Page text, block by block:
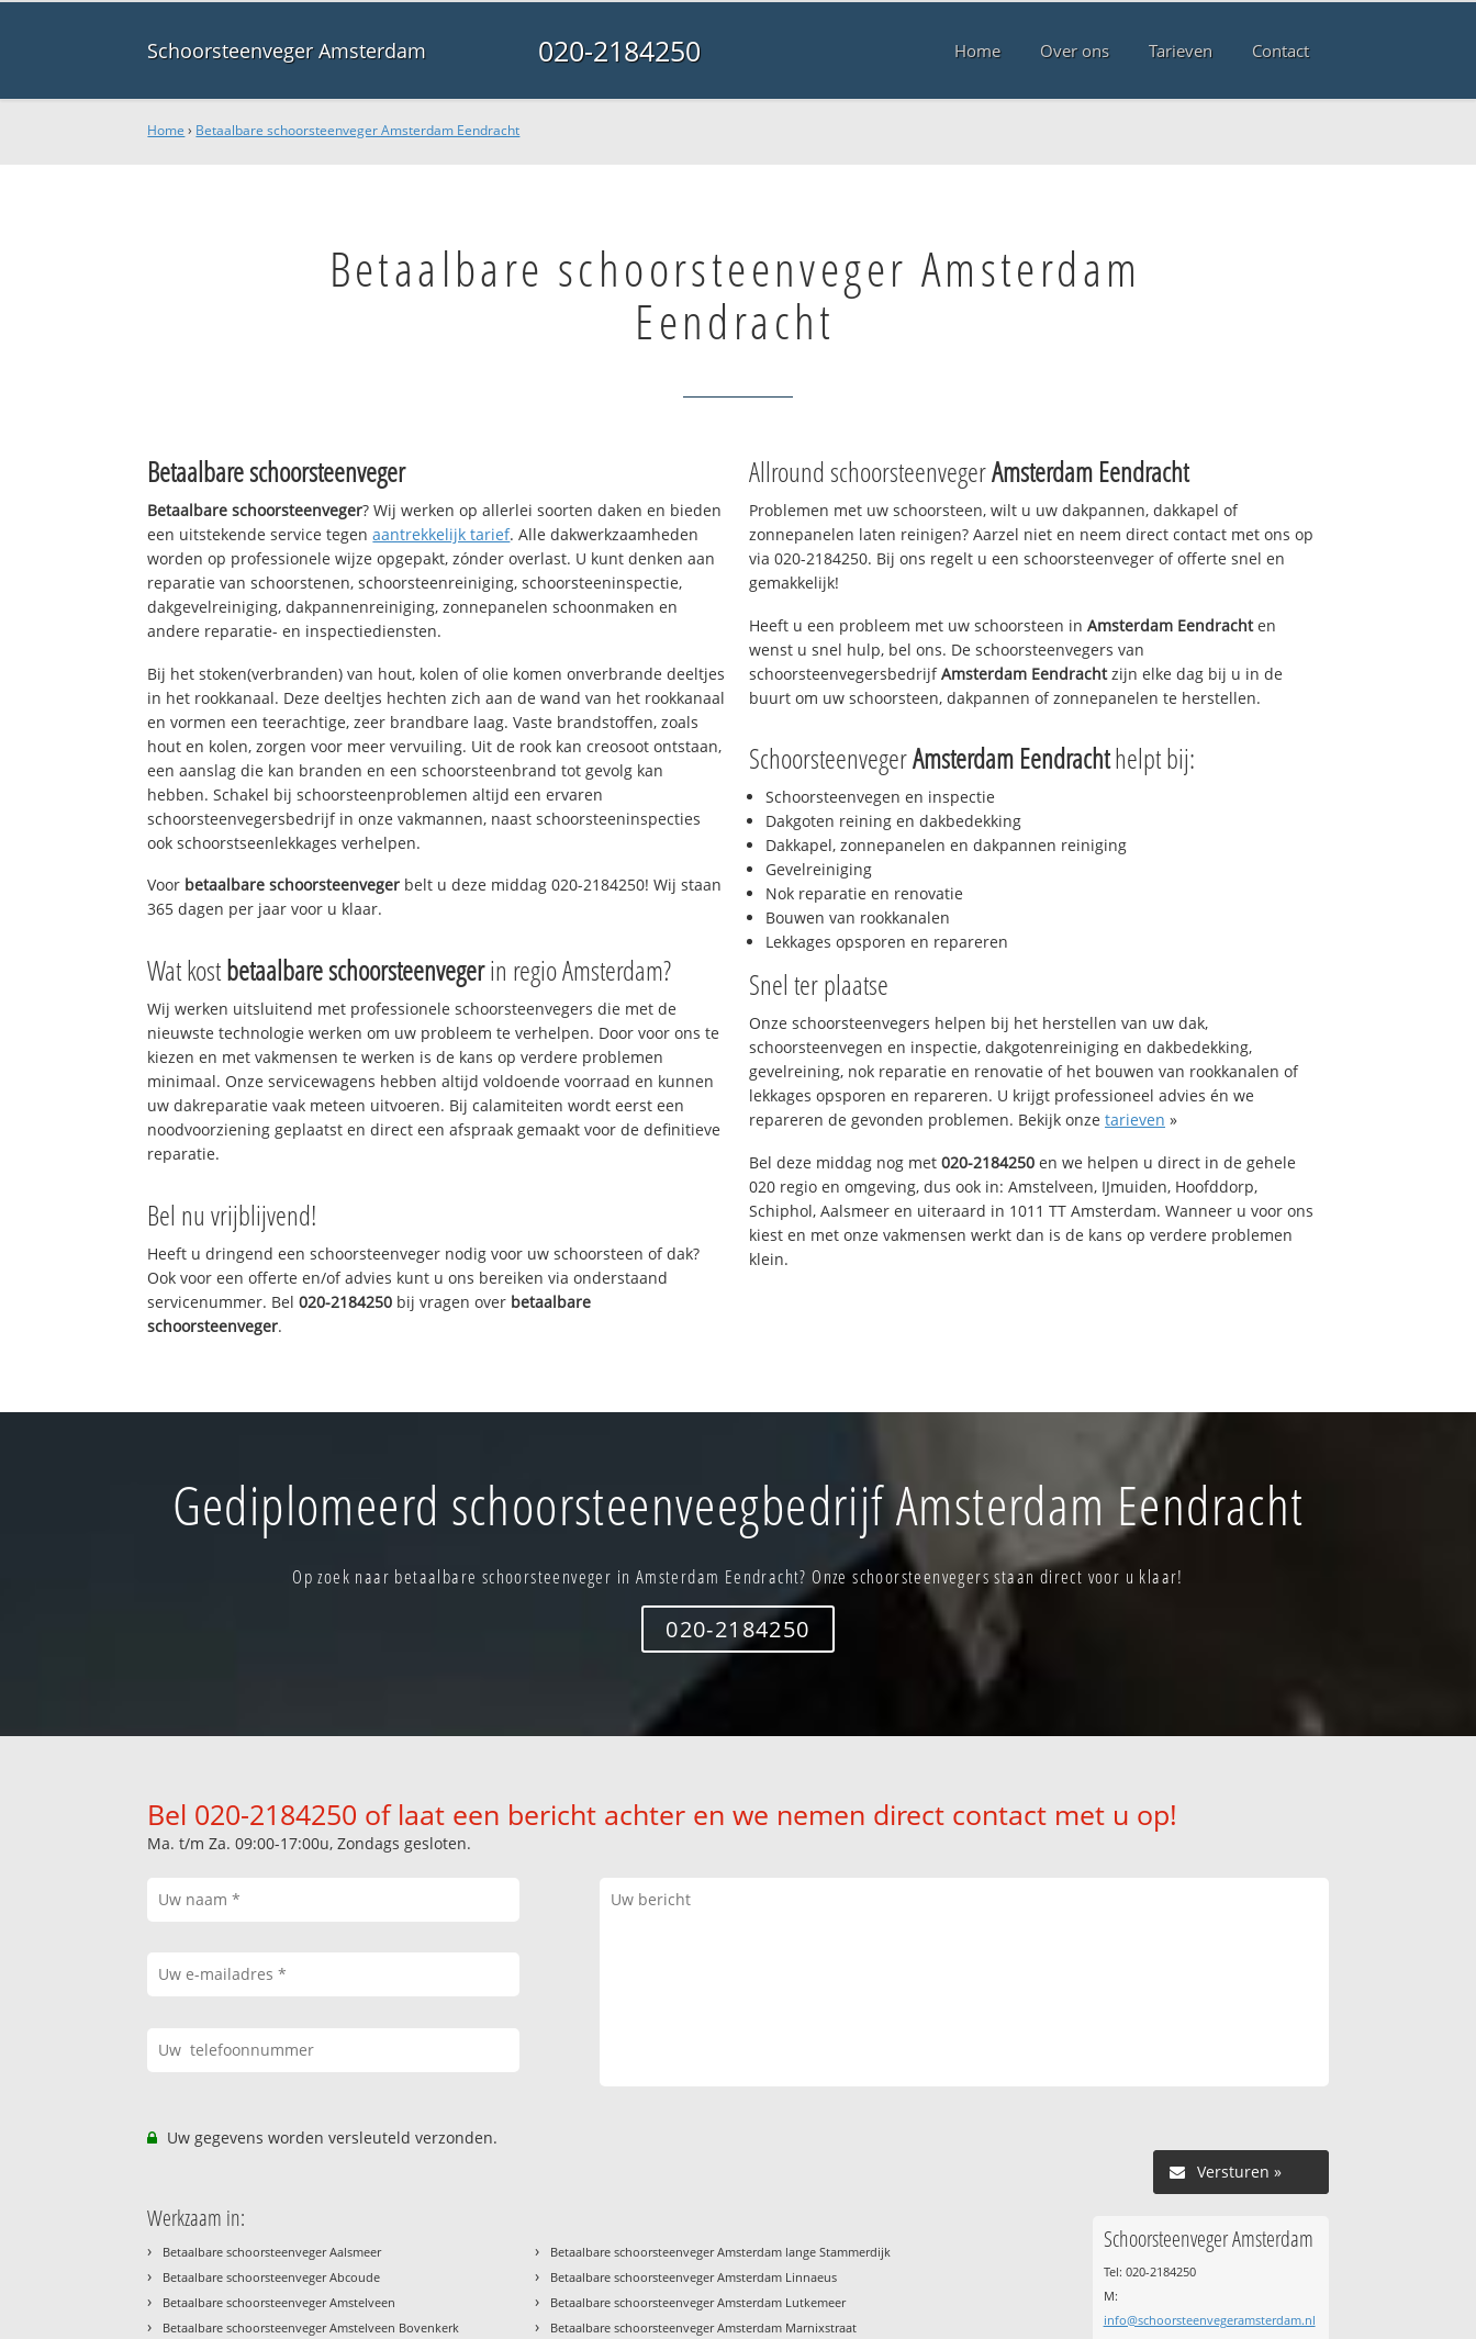
Schoorsteenveger Amsterdam 020-2184250 Home Over ons Tarieven Contact
Home › Betaalbare schoorsteenveger Amsterdam Eendracht
Betaalbare schoorsteenveger Amsterdam
Eendracht
Betaalbare schoorsteenveger
Betaalbare schoorsteenveger? Wij werken op allerlei soorten daken en bieden
een uitstekende service tegenaantrekkelijk tarief. Alle dakwerkzaamheden
worden op professionele wijze opgepakt, zónder overlast. U kunt denken aan
reparatie van schoorstenen, schoorsteenreiniging, schoorsteeninspectie,
dakgevelreiniging, dakpannenreiniging, zonnepanelen schoonmaken en
andere reparatie- en inspectiediensten.
Bij het stoken(verbranden) van hout, kolen of olie komen onverbrande deeltjes
in het rookkanaal. Deze deeltjes hechten zich aan de wand van het rookkanaal
en vormen een teerachtige, zeer brandbare laag. Vaste brandstoffen, zoals
hout en kolen, zorgen voor meer vervuiling. Uit de rook kan creosoot ontstaan,
een aanslag die kan branden en een schoorsteenbrand tot gevolg kan
hebben. Schakel bij schoorsteenproblemen altijd een ervaren
schoorsteenvegersbedrijf in onze vakmannen, naast schoorsteeninspecties
ook schoorstseenlekkages verhelpen.
Voor betaalbare schoorsteenveger belt u deze middag 020-2184250! Wij staan
365 dagen per jaar voor u klaar.
Wat kostbetaalbare schoorsteenvegerin regio Amsterdam?
Wij werken uitsluitend met professionele schoorsteenvegers die met de
nieuwste technologie werken om uw probleem te verhelpen. Door voor ons te
kiezen en met vakmensen te werken is de kans op verdere problemen
minimaal. Onze servicewagens hebben altijd voldoende voorraad en kunnen
uw dakreparatie vaak meteen uitvoeren. Bij calamiteiten wordt eerst een
noodvoorziening geplaatst en direct een afspraak gemaakt voor de definitieve
reparatie.
Bel nu vrijblijvend!
Heeft u dringend een schoorsteenveger nodig voor uw schoorsteen of dak?
Ook voor een offerte en/of advies kunt u ons bereiken via onderstaand
servicenummer. Bel020-2184250 bij vragen over betaalbare
schoorsteenveger.
Allround schoorsteenvegerAmsterdam Eendracht
Problemen met uw schoorsteen, wilt u uw dakpannen, dakkapel of
zonnepanelen laten reinigen? Aarzel niet en neem direct contact met ons op
via 020-2184250. Bij ons regelt u een schoorsteenveger of offerte snel en
gemakkelijk!
Heeft u een probleem met uw schoorsteen in Amsterdam Eendrachten
wenst u snel hulp, bel ons. De schoorsteenvegers van
schoorsteenvegersbedrijfAmsterdam Eendrachtzijn elke dag bij u in de
buurt om uw schoorsteen, dakpannen of zonnepanelen te herstellen.
SchoorsteenvegerAmsterdam Eendrachthelpt bij:
Schoorsteenvegen en inspectie
Dakgoten reining en dakbedekking
Dakkapel, zonnepanelen en dakpannen reiniging
Gevelreiniging
Nok reparatie en renovatie
Bouwen van rookkanalen
Lekkages opsporen en repareren
Snel ter plaatse
Onze schoorsteenvegers helpen bij het herstellen van uw dak,
schoorsteenvegen en inspectie, dakgotenreiniging en dakbedekking,
gevelreining, nok reparatie en renovatie of het bouwen van rookkanalen of
lekkages opsporen en repareren. U krijgt professioneel advies én we
repareren de gevonden problemen. Bekijk onze tarieven »
Bel deze middag nog met 020-2184250 en we helpen u direct in de gehele
020 regio en omgeving, dus ook in: Amstelveen, IJmuiden, Hoofddorp,
Schiphol, Aalsmeer en uiteraard in 1011 TT Amsterdam. Wanneer u voor ons
kiest en met onze vakmensen werkt dan is de kans op verdere problemen
klein.
Gediplomeerd schoorsteenveegbedrijf Amsterdam Eendracht
Op zoek naar betaalbare schoorsteenveger in Amsterdam Eendracht? Onze schoorsteenvegers staan direct voor u klaar!
020-2184250
Bel 020-2184250 of laat een bericht achter en we nemen direct contact met u op!
Ma. t/m Za. 09:00-17:00u, Zondags gesloten.
Uw gegevens worden versleuteld verzonden.
Versturen »
Werkzaam in:
› Betaalbare schoorsteenveger Aalsmeer
› Betaalbare schoorsteenveger Abcoude
› Betaalbare schoorsteenveger Amstelveen
› Betaalbare schoorsteenveger Amstelveen Bovenkerk
› Betaalbare schoorsteenveger Amsterdam lange Stammerdijk
› Betaalbare schoorsteenveger Amsterdam Linnaeus
› Betaalbare schoorsteenveger Amsterdam Lutkemeer
› Betaalbare schoorsteenveger Amsterdam Marnixstraat
Schoorsteenveger Amsterdam
Tel: 020-2184250
M:
info@schoorsteenvegeramsterdam.nl